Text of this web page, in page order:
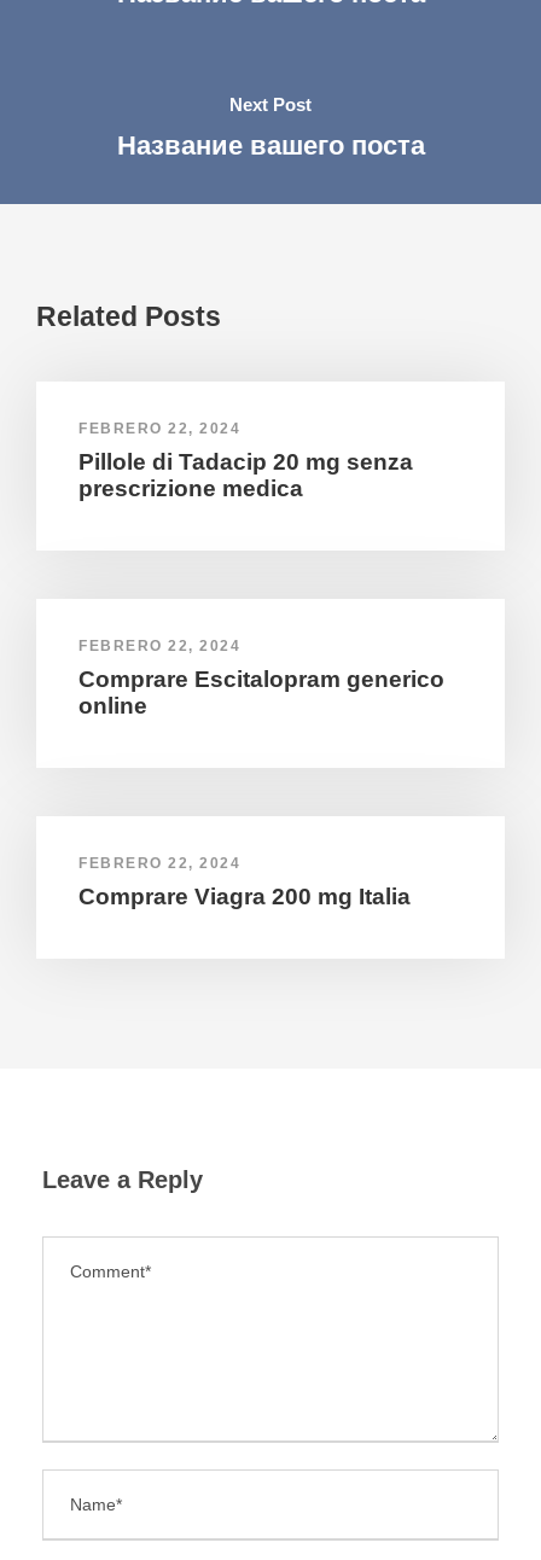
Next Post
Название вашего поста
Related Posts
FEBRERO 22, 2024
Pillole di Tadacip 20 mg senza
prescrizione medica
FEBRERO 22, 2024
Comprare Escitalopram generico
online
FEBRERO 22, 2024
Comprare Viagra 200 mg Italia
Leave a Reply